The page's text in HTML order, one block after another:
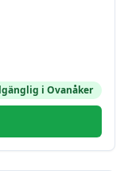
i Ovanåker